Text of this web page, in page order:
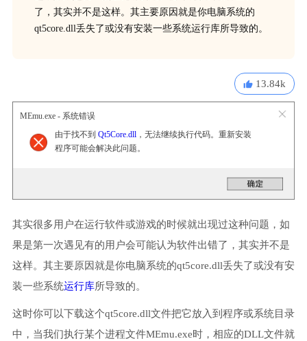
了，其实并不是这样。其主要原因就是你电脑系统的
qt5core.dll丢失了或没有安装一些系统运行库所导致的。
13.84k
MEmu.exe - 系统错误
由于找不到 Qt5Core.dll，无法继续执行代码。重新安装
程序可能会解决此问题。
其实很多用户在运行软件或游戏的时候就出现过这种问题，如
果是第一次遇见有的用户会可能认为软件出错了，其实并不是
这样。其主要原因就是你电脑系统的qt5core.dll丢失了或没有安
装一些系统运行库所导致的。
这时你可以下载这个qt5core.dll文件把它放入到程序或系统目录
中，当我们执行某个进程文件MEmu.exe时，相应的DLL文件就